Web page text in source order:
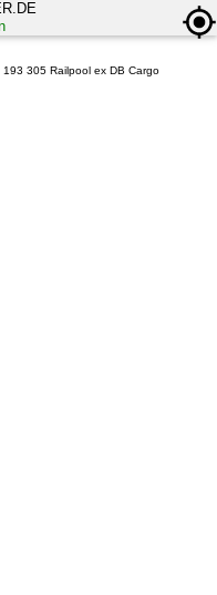
305 Railpool ex DB Cargo